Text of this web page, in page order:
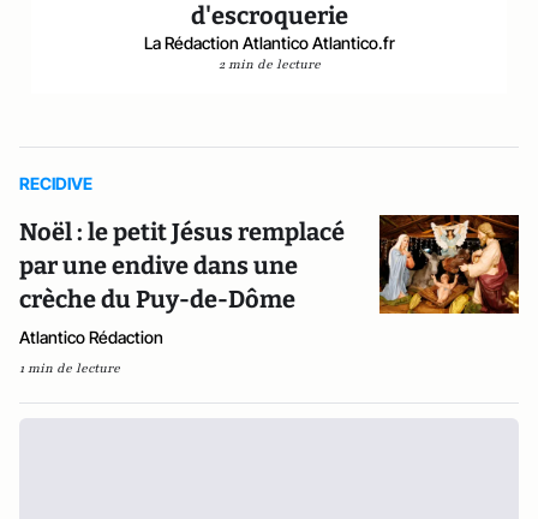
d'escroquerie
La Rédaction Atlantico Atlantico.fr
2 min de lecture
RECIDIVE
Noël : le petit Jésus remplacé
par une endive dans une
crèche du Puy-de-Dôme
Atlantico Rédaction
1 min de lecture